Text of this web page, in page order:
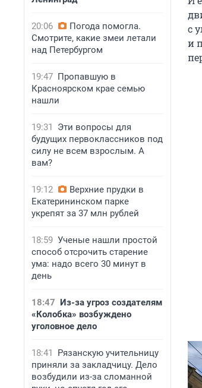
20:06
Погода помогла.
Смотрите, какие змеи летали
над Петербургом
19:47 Пропавшую в
Красноярском крае семью
нашли
19:31
Эти вопросы для
будущих первоклассников под
силу не всем взрослым. А
вам?
19:12
Верхние прудки в
Екатерининском парке
укрепят за 37 млн рублей
18:59 Ученые нашли простой
способ отсрочить старение
ума: надо всего 30 минут в
день
18:47 Из-за угроз создателям
«Колобка» возбуждено
уголовное дело
18:41
Рязанскую учительницу
приняли за закладчицу. Дело
возбудили из-за сломанной
с
и